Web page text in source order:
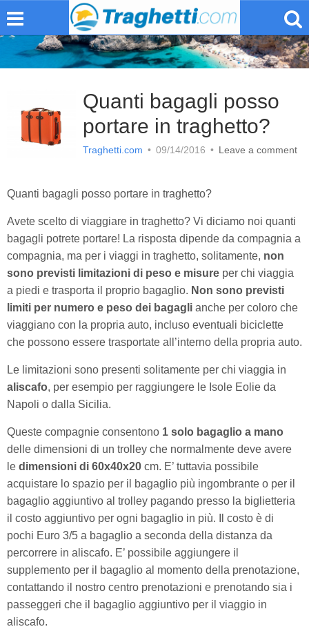
Quanti bagagli posso
portare in traghetto?
Traghetti.com • 09/14/2016 • Leave a comment
Quanti bagagli posso portare in traghetto?
Avete scelto di viaggiare in traghetto? Vi diciamo noi quanti
bagagli potrete portare! La risposta dipende da compagnia a
compagnia, ma per i viaggi in traghetto, solitamente, non
sono previsti limitazioni di peso e misure per chi viaggia
a piedi e trasporta il proprio bagaglio. Non sono previsti
limiti per numero e peso dei bagagli anche per coloro che
viaggiano con la propria auto, incluso eventuali biciclette
che possono essere trasportate all’interno della propria auto.
Le limitazioni sono presenti solitamente per chi viaggia in
aliscafo, per esempio per raggiungere le Isole Eolie da
Napoli o dalla Sicilia.
Queste compagnie consentono 1 solo bagaglio a mano
delle dimensioni di un trolley che normalmente deve avere
le dimensioni di 60x40x20 cm. E’ tuttavia possibile
acquistare lo spazio per il bagaglio più ingombrante o per il
bagaglio aggiuntivo al trolley pagando presso la biglietteria
il costo aggiuntivo per ogni bagaglio in più. Il costo è di
pochi Euro 3/5 a bagaglio a seconda della distanza da
percorrere in aliscafo. E’ possibile aggiungere il
supplemento per il bagaglio al momento della prenotazione,
contattando il nostro centro prenotazioni e prenotando sia i
passeggeri che il bagaglio aggiuntivo per il viaggio in
aliscafo.